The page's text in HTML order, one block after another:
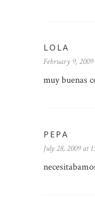
LOLA
February 9,
muy buenas
PEPA
July 28, 2009 at